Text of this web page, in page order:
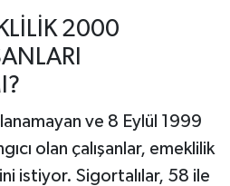
2000
ve 8 Eylül 1999
olan çalışanlar, emeklilik
istiyor. Sigortalılar, 58 ile